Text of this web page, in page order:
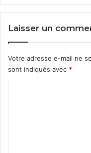
Laisser un
Votre adresse e-mail ne
sont indiqués avec *